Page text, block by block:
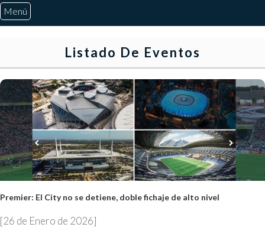
Menú
Quiénes Somos
Marcadores
Noticias
Risaralda
Listado De Eventos
Premier: El City no se detiene, doble fichaje de alto nivel
[26 de Enero de 2026]